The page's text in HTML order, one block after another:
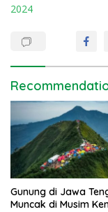
a
v
i
g
t
i
o
2024
Gunung di Jawa
Muncak di Musim